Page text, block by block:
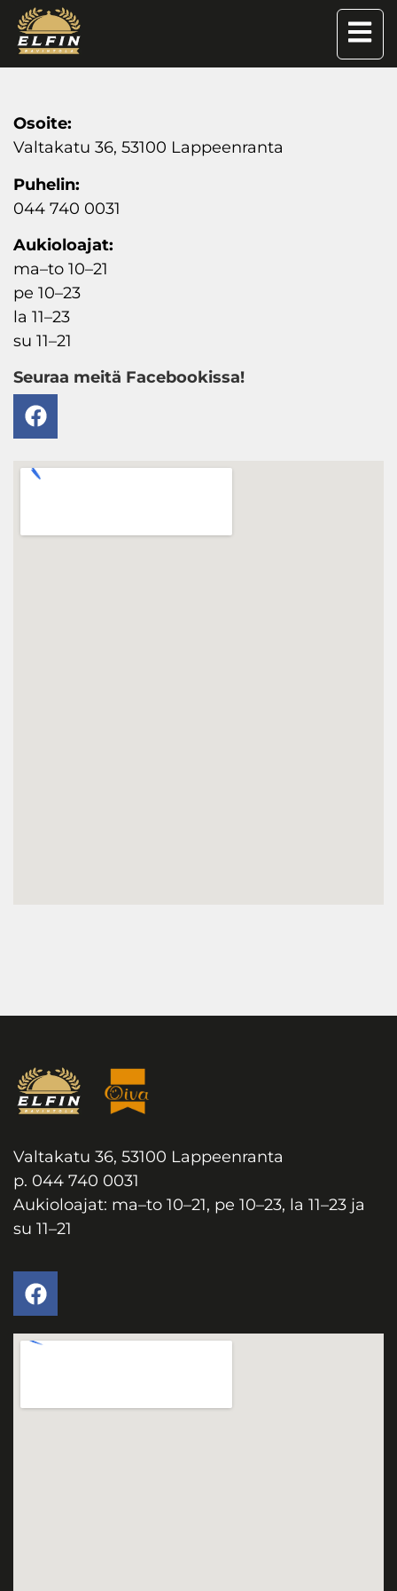
Osoite:
Valtakatu 36, 53100 Lappeenranta
Puhelin:
044 740 0031
Aukioloajat:
ma–to 10–21
pe 10–23
la 11–23
su 11–21
Seuraa meitä Facebookissa!
Valtakatu 36, 53100 Lappeenranta
p. 044 740 0031
Aukioloajat: ma–to 10–21, pe 10–23, la 11–23 ja
su 11–21